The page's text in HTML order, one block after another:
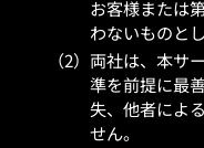
お客様または
わないものとし
両社は、本サ
準を前提に最
失、他者によ
せん。